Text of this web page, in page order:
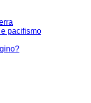
pacifismo